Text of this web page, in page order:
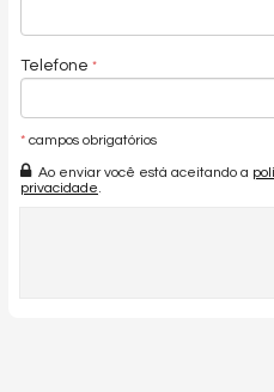
Telefone
* campos obrigatórios
Ao enviar você está aceitando a
privacidade